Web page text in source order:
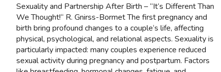
Sexuality and Partnership After Birth – “It‘s Different Than
We Thought!“ R. Gnirss-Bormet The first pregnancy and
birth bring profound changes to a couple‘s life, affecting
physical, psychological, and relational aspects. Sexuality is
particularly impacted: many couples experience reduced
sexual activity during pregnancy and postpartum. Factors